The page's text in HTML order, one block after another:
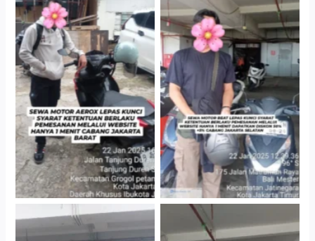
Cabang Jakarta Barat
Cityplaza Jatinegara
Gedung Parkir P6A